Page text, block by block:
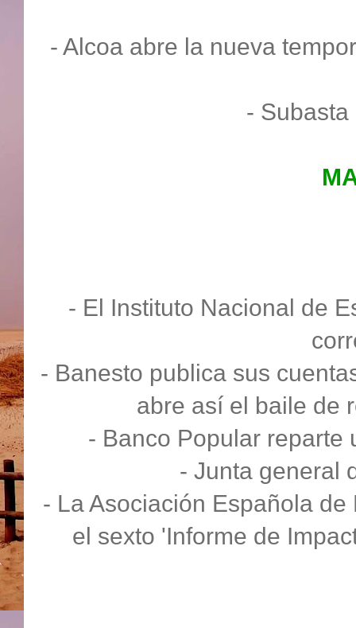
- Alcoa abre la nueva
- Subasta
- El Instituto Nacional de
- Banesto publica sus
abre así el baile de
- Banco Popular reparte
- Junta general
- La Asociación Española
el sexto 'Informe de